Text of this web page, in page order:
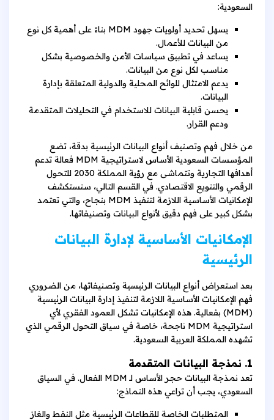
السعودية:
يسهل تحديد أولويات جهود MDM بناءً على أهمية كل نوع
من البيانات للأعمال.
يساعد في تطبيق سياسات الأمن والخصوصية بشكل
مناسب لكل نوع من البيانات.
يدعم الامتثال للوائح المحلية والدولية المتعلقة بإدارة
البيانات.
يحسن قابلية البيانات للاستخدام في التحليلات المتقدمة
ودعم القرار.
من خلال فهم وتصنيف أنواع البيانات الرئيسية بدقة، تضع
المؤسسات السعودية الأساس لاستراتيجية MDM فعالة تدعم
أهدافها التجارية وتتماشى مع رؤية المملكة 2030 للتحول
الرقمي والتنويع الاقتصادي. في القسم التالي، سنستكشف
الإمكانيات الأساسية اللازمة لتنفيذ MDM بنجاح، والتي تعتمد
بشكل كبير على فهم دقيق لأنواع البيانات وتصنيفاتها.
الإمكانيات الأساسية لإدارة البيانات
الرئيسية
بعد استعراض أنواع البيانات الرئيسية وتصنيفاتها، من الضروري
فهم الإمكانيات الأساسية اللازمة لتنفيذ إدارة البيانات الرئيسية
(MDM) بفعالية. هذه الإمكانيات تشكل العمود الفقري لأي
استراتيجية MDM ناجحة، خاصة في سياق التحول الرقمي الذي
تشهده المملكة العربية السعودية.
1. نمذجة البيانات المتقدمة
تعد نمذجة البيانات حجر الأساس لـ MDM الفعال. في السياق
السعودي، يجب أن تراعي هذه النماذج:
المتطلبات الخاصة للقطاعات الرئيسية مثل النفط والغاز